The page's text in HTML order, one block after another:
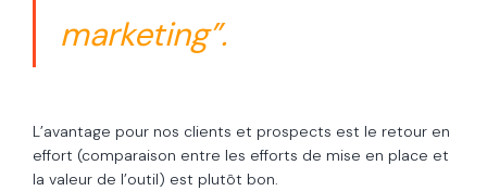
marketing”.
L’avantage pour nos clients et prospects est le retour en
effort (comparaison entre les efforts de mise en place et
la valeur de l’outil) est plutôt bon.